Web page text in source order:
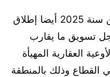
كما شهد النصف الأول من سنة 2025 أيضا إطلاق
تسويق ما يقارب
الأوعية العقارية المهيأة
القطاع وذلك بالمنطقة